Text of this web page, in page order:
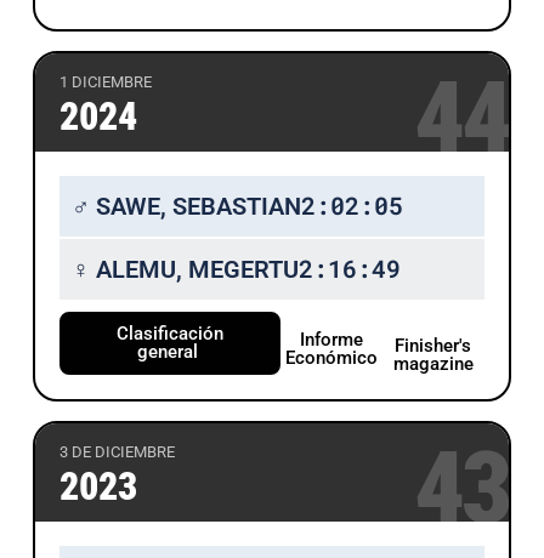
1 DICIEMBRE
2024 44
♂ SAWE, SEBASTIAN2:02:05
♀ ALEMU, MEGERTU2:16:49
Clasificación
general
Informe
Económico
Finisher's
magazine
3 DE DICIEMBRE
2023 43